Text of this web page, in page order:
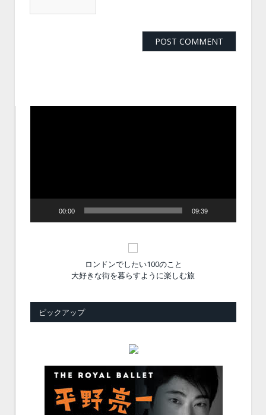
00:00 09:39
ロンドンでしたい100のこと
大好きな街を暮らすように楽しむ旅
ピックアップ